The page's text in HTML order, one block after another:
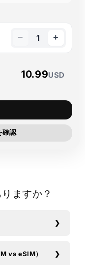
− 1 +
10.99USD
確認
ますか？
vs eSIM）